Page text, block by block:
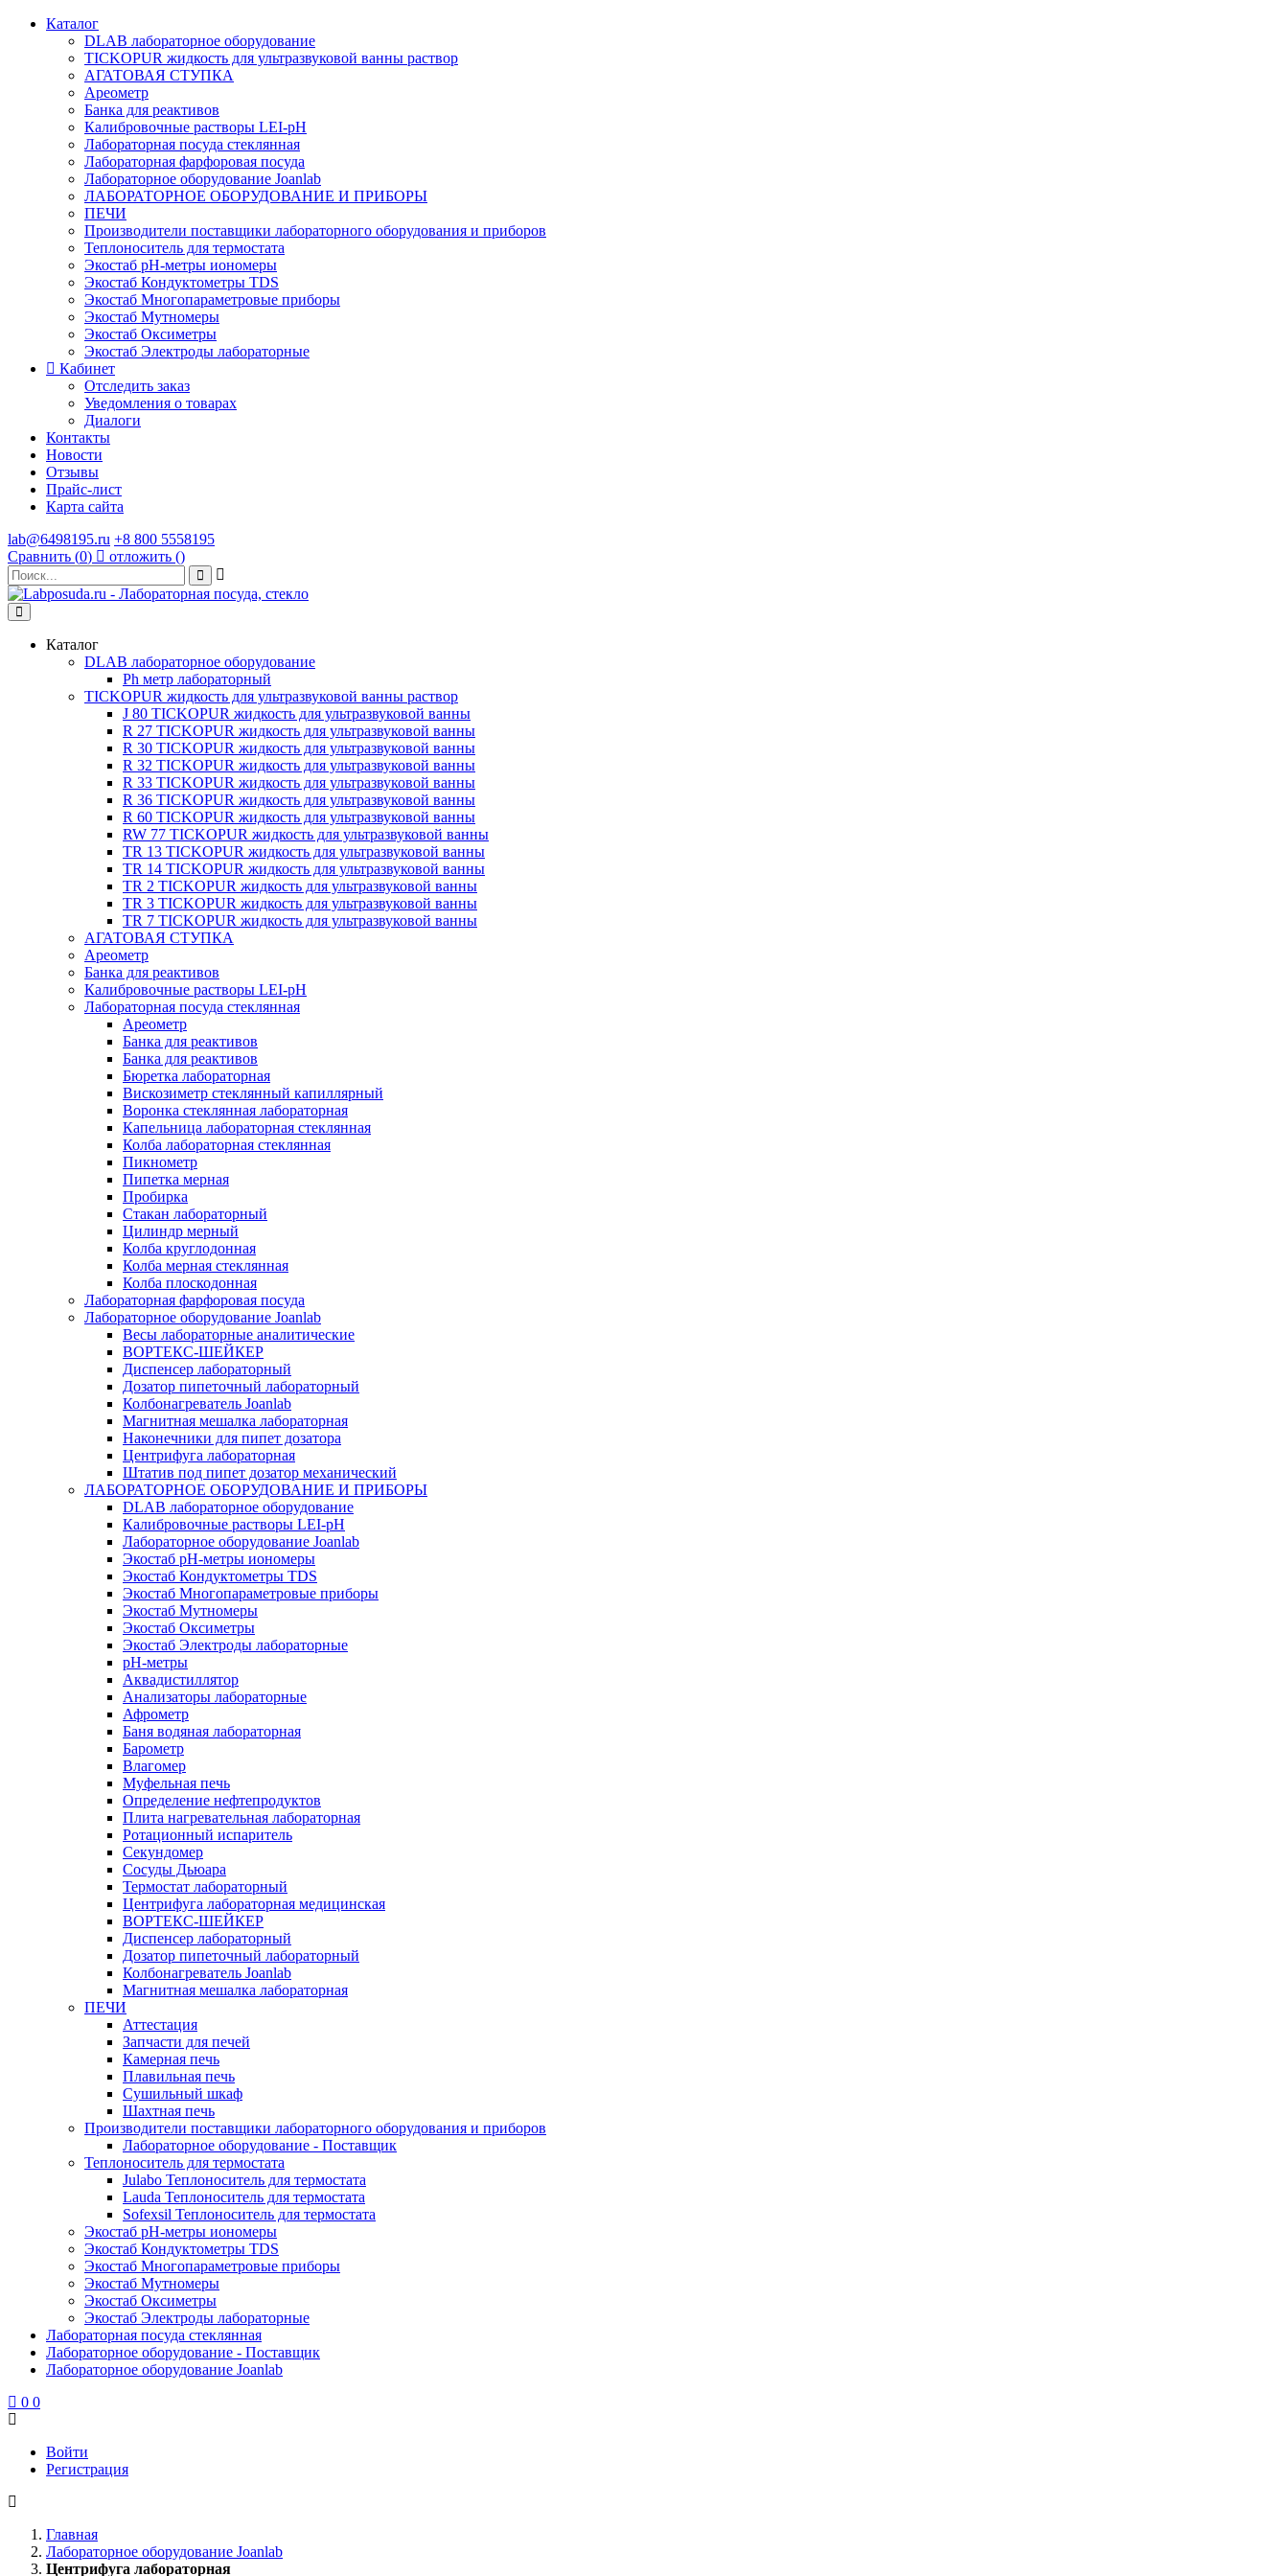
Каталог
DLAB лабораторное оборудование
TICKOPUR жидкость для ультразвуковой ванны раствор
АГАТОВАЯ СТУПКА
Ареометр
Банка для реактивов
Калибровочные растворы LEI-pH
Лабораторная посуда стеклянная
Лабораторная фарфоровая посуда
Лабораторное оборудование Joanlab
ЛАБОРАТОРНОЕ ОБОРУДОВАНИЕ И ПРИБОРЫ
ПЕЧИ
Производители поставщики лабораторного оборудования и приборов
Теплоноситель для термостата
Экостаб pH-метры иономеры
Экостаб Кондуктометры TDS
Экостаб Многопараметровые приборы
Экостаб Мутномеры
Экостаб Оксиметры
Экостаб Электроды лабораторные
Кабинет
Отследить заказ
Уведомления о товарах
Диалоги
Контакты
Новости
Отзывы
Прайс-лист
Карта сайта
lab@6498195.ru +8 800 5558195
Сравнить (0) отложить ()
Каталог
DLAB лабораторное оборудование
Рh метр лабораторный
TICKOPUR жидкость для ультразвуковой ванны раствор
J 80 TICKOPUR жидкость для ультразвуковой ванны
R 27 TICKOPUR жидкость для ультразвуковой ванны
R 30 TICKOPUR жидкость для ультразвуковой ванны
R 32 TICKOPUR жидкость для ультразвуковой ванны
R 33 TICKOPUR жидкость для ультразвуковой ванны
R 36 TICKOPUR жидкость для ультразвуковой ванны
R 60 TICKOPUR жидкость для ультразвуковой ванны
RW 77 TICKOPUR жидкость для ультразвуковой ванны
TR 13 TICKOPUR жидкость для ультразвуковой ванны
TR 14 TICKOPUR жидкость для ультразвуковой ванны
TR 2 TICKOPUR жидкость для ультразвуковой ванны
TR 3 TICKOPUR жидкость для ультразвуковой ванны
TR 7 TICKOPUR жидкость для ультразвуковой ванны
АГАТОВАЯ СТУПКА
Ареометр
Банка для реактивов
Калибровочные растворы LEI-pH
Лабораторная посуда стеклянная
Ареометр
Банка для реактивов
Банка для реактивов
Бюретка лабораторная
Вискозиметр стеклянный капиллярный
Воронка стеклянная лабораторная
Капельница лабораторная стеклянная
Колба лабораторная стеклянная
Пикнометр
Пипетка мерная
Пробирка
Стакан лабораторный
Цилиндр мерный
Колба круглодонная
Колба мерная стеклянная
Колба плоскодонная
Лабораторная фарфоровая посуда
Лабораторное оборудование Joanlab
Весы лабораторные аналитические
ВОРТЕКС-ШЕЙКЕР
Диспенсер лабораторный
Дозатор пипеточный лабораторный
Колбонагреватель Joanlab
Магнитная мешалка лабораторная
Наконечники для пипет дозатора
Центрифуга лабораторная
Штатив под пипет дозатор механический
ЛАБОРАТОРНОЕ ОБОРУДОВАНИЕ И ПРИБОРЫ
DLAB лабораторное оборудование
Калибровочные растворы LEI-pH
Лабораторное оборудование Joanlab
Экостаб pH-метры иономеры
Экостаб Кондуктометры TDS
Экостаб Многопараметровые приборы
Экостаб Мутномеры
Экостаб Оксиметры
Экостаб Электроды лабораторные
pH-метры
Аквадистиллятор
Анализаторы лабораторные
Афрометр
Баня водяная лабораторная
Барометр
Влагомер
Муфельная печь
Определение нефтепродуктов
Плита нагревательная лабораторная
Ротационный испаритель
Секундомер
Сосуды Дьюара
Термостат лабораторный
Центрифуга лабораторная медицинская
ВОРТЕКС-ШЕЙКЕР
Диспенсер лабораторный
Дозатор пипеточный лабораторный
Колбонагреватель Joanlab
Магнитная мешалка лабораторная
ПЕЧИ
Аттестация
Запчасти для печей
Камерная печь
Плавильная печь
Сушильный шкаф
Шахтная печь
Производители поставщики лабораторного оборудования и приборов
Лабораторное оборудование - Поставщик
Теплоноситель для термостата
Julabo Теплоноситель для термостата
Lauda Теплоноситель для термостата
Sofexsil Теплоноситель для термостата
Экостаб pH-метры иономеры
Экостаб Кондуктометры TDS
Экостаб Многопараметровые приборы
Экостаб Мутномеры
Экостаб Оксиметры
Экостаб Электроды лабораторные
Лабораторная посуда стеклянная
Лабораторное оборудование - Поставщик
Лабораторное оборудование Joanlab
0 0
Войти
Регистрация
Главная
Лабораторное оборудование Joanlab
Центрифуга лабораторная